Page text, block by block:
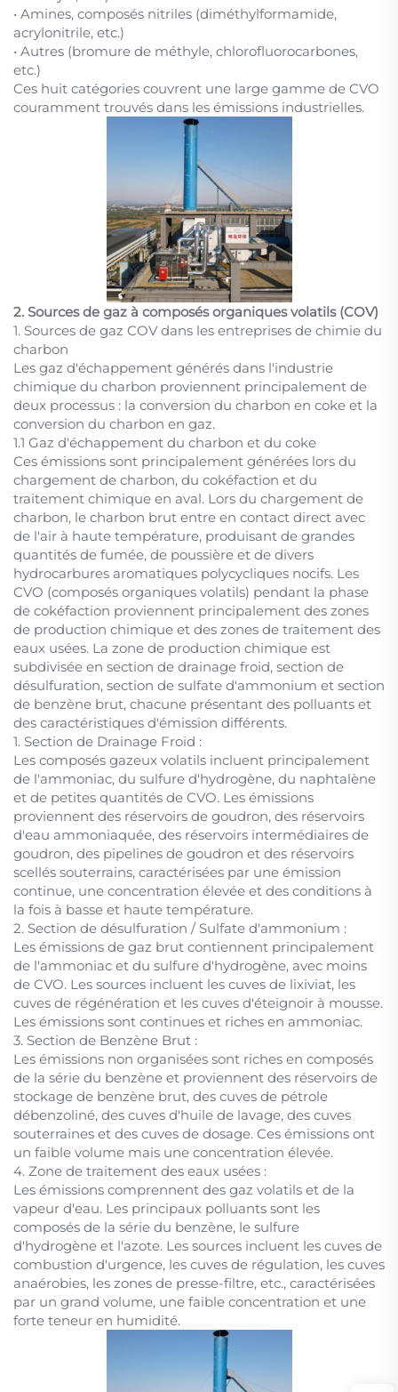
• Amines, composés nitriles (diméthylformamide,
acrylonitrile, etc.)
• Autres (bromure de méthyle, chlorofluorocarbones,
etc.)
Ces huit catégories couvrent une large gamme de CVO
couramment trouvés dans les émissions industrielles.
2. Sources de gaz à composés organiques volatils (COV)
1. Sources de gaz COV dans les entreprises de chimie du
charbon
Les gaz d'échappement générés dans l'industrie
chimique du charbon proviennent principalement de
deux processus : la conversion du charbon en coke et la
conversion du charbon en gaz.
1.1 Gaz d'échappement du charbon et du coke
Ces émissions sont principalement générées lors du
chargement de charbon, du cokéfaction et du
traitement chimique en aval. Lors du chargement de
charbon, le charbon brut entre en contact direct avec
de l'air à haute température, produisant de grandes
quantités de fumée, de poussière et de divers
hydrocarbures aromatiques polycycliques nocifs. Les
CVO (composés organiques volatils) pendant la phase
de cokéfaction proviennent principalement des zones
de production chimique et des zones de traitement des
eaux usées. La zone de production chimique est
subdivisée en section de drainage froid, section de
désulfuration, section de sulfate d'ammonium et section
de benzène brut, chacune présentant des polluants et
des caractéristiques d'émission différents.
1. Section de Drainage Froid :
Les composés gazeux volatils incluent principalement
de l'ammoniac, du sulfure d'hydrogène, du naphtalène
et de petites quantités de CVO. Les émissions
proviennent des réservoirs de goudron, des réservoirs
d'eau ammoniaquée, des réservoirs intermédiaires de
goudron, des pipelines de goudron et des réservoirs
scellés souterrains, caractérisées par une émission
continue, une concentration élevée et des conditions à
la fois à basse et haute température.
2. Section de désulfuration / Sulfate d'ammonium :
Les émissions de gaz brut contiennent principalement
de l'ammoniac et du sulfure d'hydrogène, avec moins
de CVO. Les sources incluent les cuves de lixiviat, les
cuves de régénération et les cuves d'éteignoir à mousse.
Les émissions sont continues et riches en ammoniac.
3. Section de Benzène Brut :
Les émissions non organisées sont riches en composés
de la série du benzène et proviennent des réservoirs de
stockage de benzène brut, des cuves de pétrole
débenzoliné, des cuves d'huile de lavage, des cuves
souterraines et des cuves de dosage. Ces émissions ont
un faible volume mais une concentration élevée.
4. Zone de traitement des eaux usées :
Les émissions comprennent des gaz volatils et de la
vapeur d'eau. Les principaux polluants sont les
composés de la série du benzène, le sulfure
d'hydrogène et l'azote. Les sources incluent les cuves de
combustion d'urgence, les cuves de régulation, les cuves
anaérobies, les zones de presse-filtre, etc., caractérisées
par un grand volume, une faible concentration et une
forte teneur en humidité.